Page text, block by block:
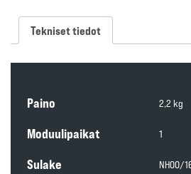
Tekniset tiedot
Paino 2,2 kg
Moduulipaikat 1
Sulake NH00/